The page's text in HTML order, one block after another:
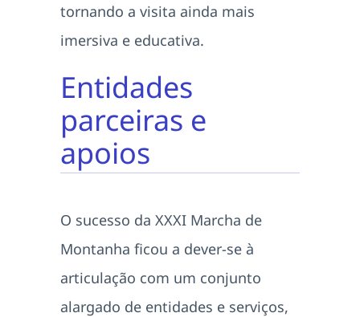
tornando a visita ainda mais
imersiva e educativa.
Entidades
parceiras e
apoios
O sucesso da XXXI Marcha de
Montanha ficou a dever-se à
articulação com um conjunto
alargado de entidades e serviços,